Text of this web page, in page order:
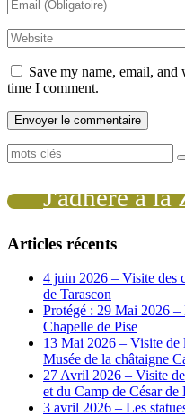
Save my name, email,
time I comment.
J'adhère à la
Articles récents
4 juin 2026 – Visite des
de Tarascon
Protégé : 29 Mai 2026 –
Chapelle de Pise
13 Mai 2026 – Visite de
Musée de la châtaigne
27 Avril 2026 – Visite
et du Camp de César de
3 avril 2026 – Les